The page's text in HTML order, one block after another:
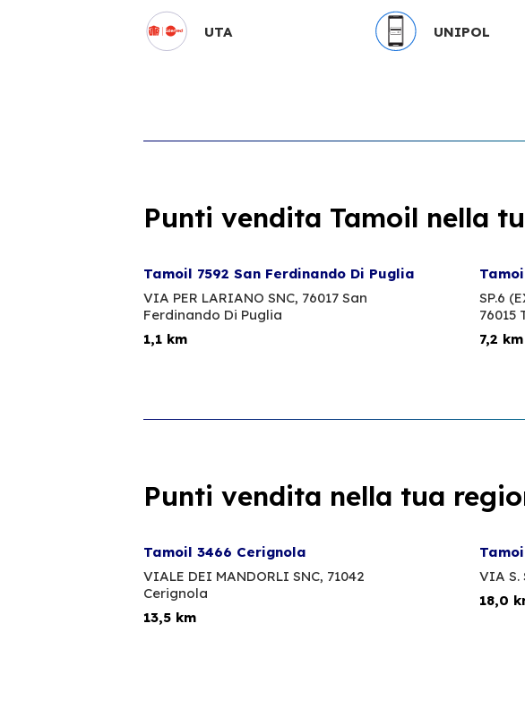
UTA UNIPOL
Punti vendita Tamoil nella
Tamoil 7592 San Ferdinando Di Puglia
VIA PER LARIANO SNC, 76017 San
Ferdinando Di Puglia
1,1 km
SP.6
76015
7,2 km
Punti vendita nella tua
Tamoil 3466 Cerignola
VIALE DEI MANDORLI SNC, 71042
Cerignola
13,5 km
VIA S.
18,0